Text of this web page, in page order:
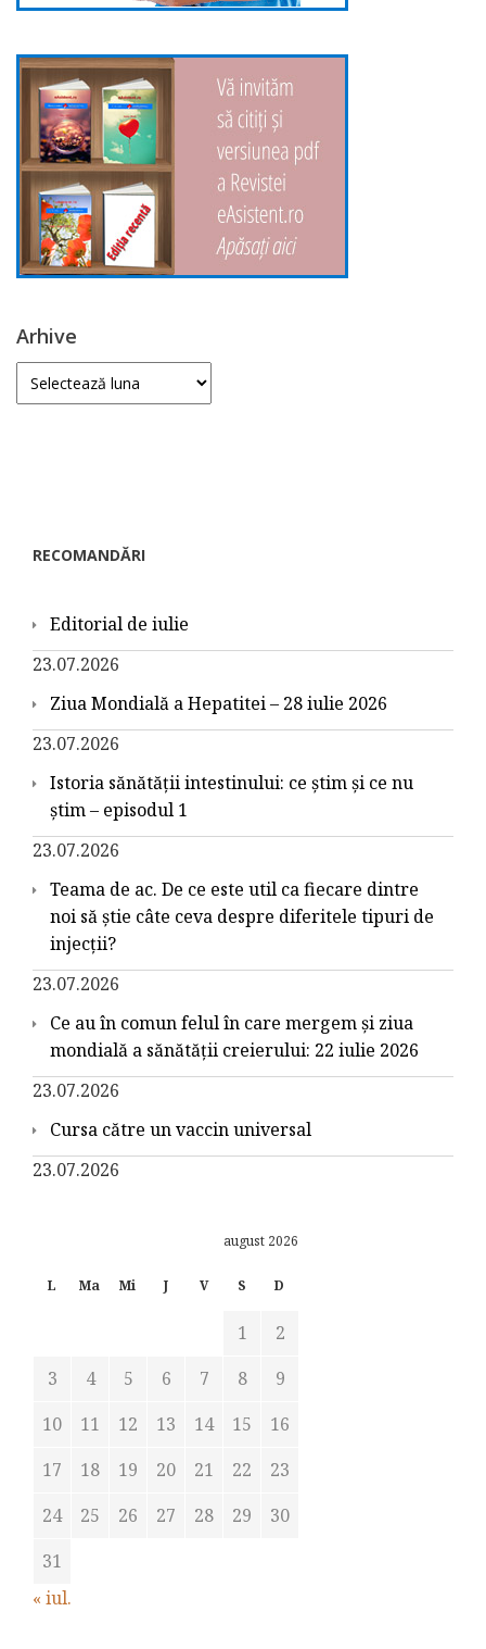
Arhive
Arhive
RECOMANDĂRI
Editorial de iulie
23.07.2026
Ziua Mondială a Hepatitei – 28 iulie 2026
23.07.2026
Istoria sănătății intestinului: ce știm și ce nu
știm – episodul 1
23.07.2026
Teama de ac. De ce este util ca fiecare dintre
noi să știe câte ceva despre diferitele tipuri de
injecții?
23.07.2026
Ce au în comun felul în care mergem și ziua
mondială a sănătății creierului: 22 iulie 2026
23.07.2026
Cursa către un vaccin universal
23.07.2026
august 2026
L Ma Mi J V S D
1
2
3
4 5 6 7 8
9
10
11 12 13 14 15
16
17
18 19 20 21 22
23
24
25 26 27 28 29
30
31
« iul.